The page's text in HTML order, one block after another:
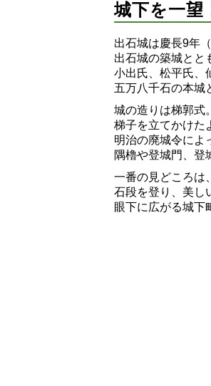
城下を一望
出石城は慶長9年
出石城の築城とと
小出氏、松平氏、
五万八千石の本城
城の造りは梯郭式
梯子を立てかけた
明治の廃城令によ
隅櫓や登城門、登
一番の見どころは
石段を登り、美し
眼下に広がる城下